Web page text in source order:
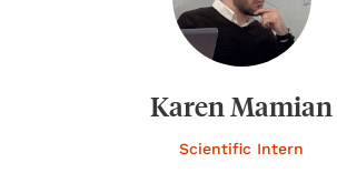
Karen Mamian
Scientific Intern